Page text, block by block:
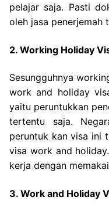
pelajar saja. Pasti
oleh jasa penerjemah
2. Working Holiday
Sesungguhnya
work and holiday
yaitu peruntukkan
tertentu saja.
peruntuk kan visa ini
visa work and
kerja dengan
3. Work and Holiday